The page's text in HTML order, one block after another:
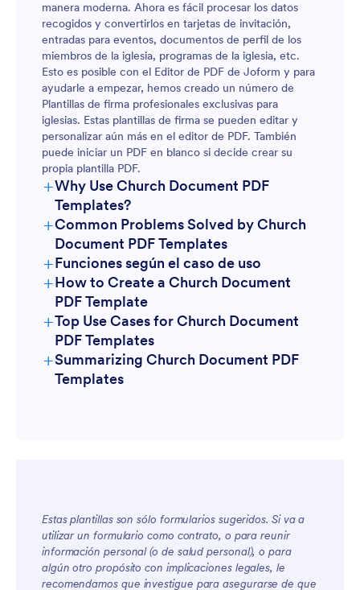
manera moderna. Ahora es fácil procesar los datos
recogidos y convertirlos en tarjetas de invitación,
entradas para eventos, documentos de perfil de los
miembros de la iglesia, programas de la iglesia, etc.
Esto es posible con el Editor de PDF de Joform y para
ayudarle a empezar, hemos creado un número de
Plantillas de firma profesionales exclusivas para
iglesias. Estas plantillas de firma se pueden editar y
personalizar aún más en el editor de PDF. También
puede iniciar un PDF en blanco si decide crear su
propia plantilla PDF.
+Why Use Church Document PDF
Templates?
+Common Problems Solved by Church
Document PDF Templates
+Funciones según el caso de uso
+How to Create a Church Document
PDF Template
+Top Use Cases for Church Document
PDF Templates
For Managers
For Teams
+Summarizing Church Document PDF
Templates
Estas plantillas son sólo formularios sugeridos. Si va a
utilizar un formulario como contrato, o para reunir
información personal (o de salud personal), o para
algún otro propósito con implicaciones legales, le
recomendamos que investigue para asegurarse de que